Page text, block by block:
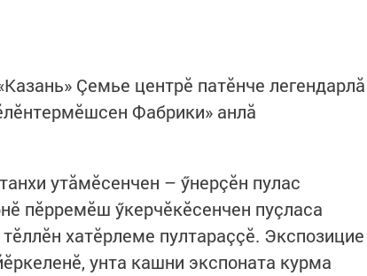
Çемье центрӗ патӗнче легендарлӑ
Фабрики» анлӑ
утăмӗсенчен – ӳнерçӗн пулас
пӗрремӗш ӳкерчӗкӗсенчен пуçласа
хатӗрлеме пултараççӗ. Экспозицие
унта кашни экспоната курма